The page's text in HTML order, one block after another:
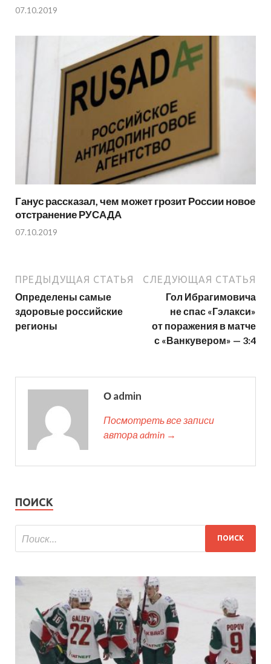
07.10.2019
Ганус рассказал, чем может грозит России новое
отстранение РУСАДА
07.10.2019
ПРЕДЫДУЩАЯ СТАТЬЯ
Определены самые
здоровые российские
регионы
СЛЕДУЮЩАЯ СТАТЬЯ
Гол Ибрагимовича
не спас «Гэлакси»
от поражения в матче
с «Ванкувером» — 3:4
О admin
Посмотреть все записи
автора admin →
ПОИСК